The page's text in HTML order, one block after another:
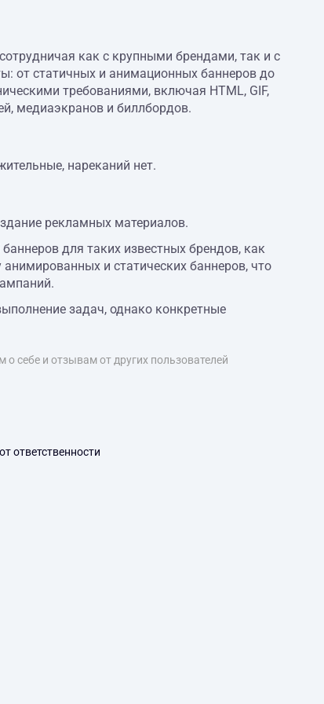
как с крупными брендами, так и с
от статичных и анимационных баннеров до
требованиями, включая HTML, GIF,
медиаэкранов и биллбордов.
нареканий нет.
рекламных материалов.
для таких известных брендов, как
и статических баннеров, что
задач, однако конкретные
себе и отзывам от других пользователей
ответственности